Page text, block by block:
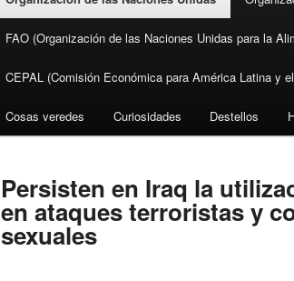
FAO (Organización de las Naciones Unidas para la
CEPAL (Comisión Económica para América Latina y
Cosas veredes Curiosidades Destellos
Persisten en Iraq la
en ataques terroristas y
sexuales